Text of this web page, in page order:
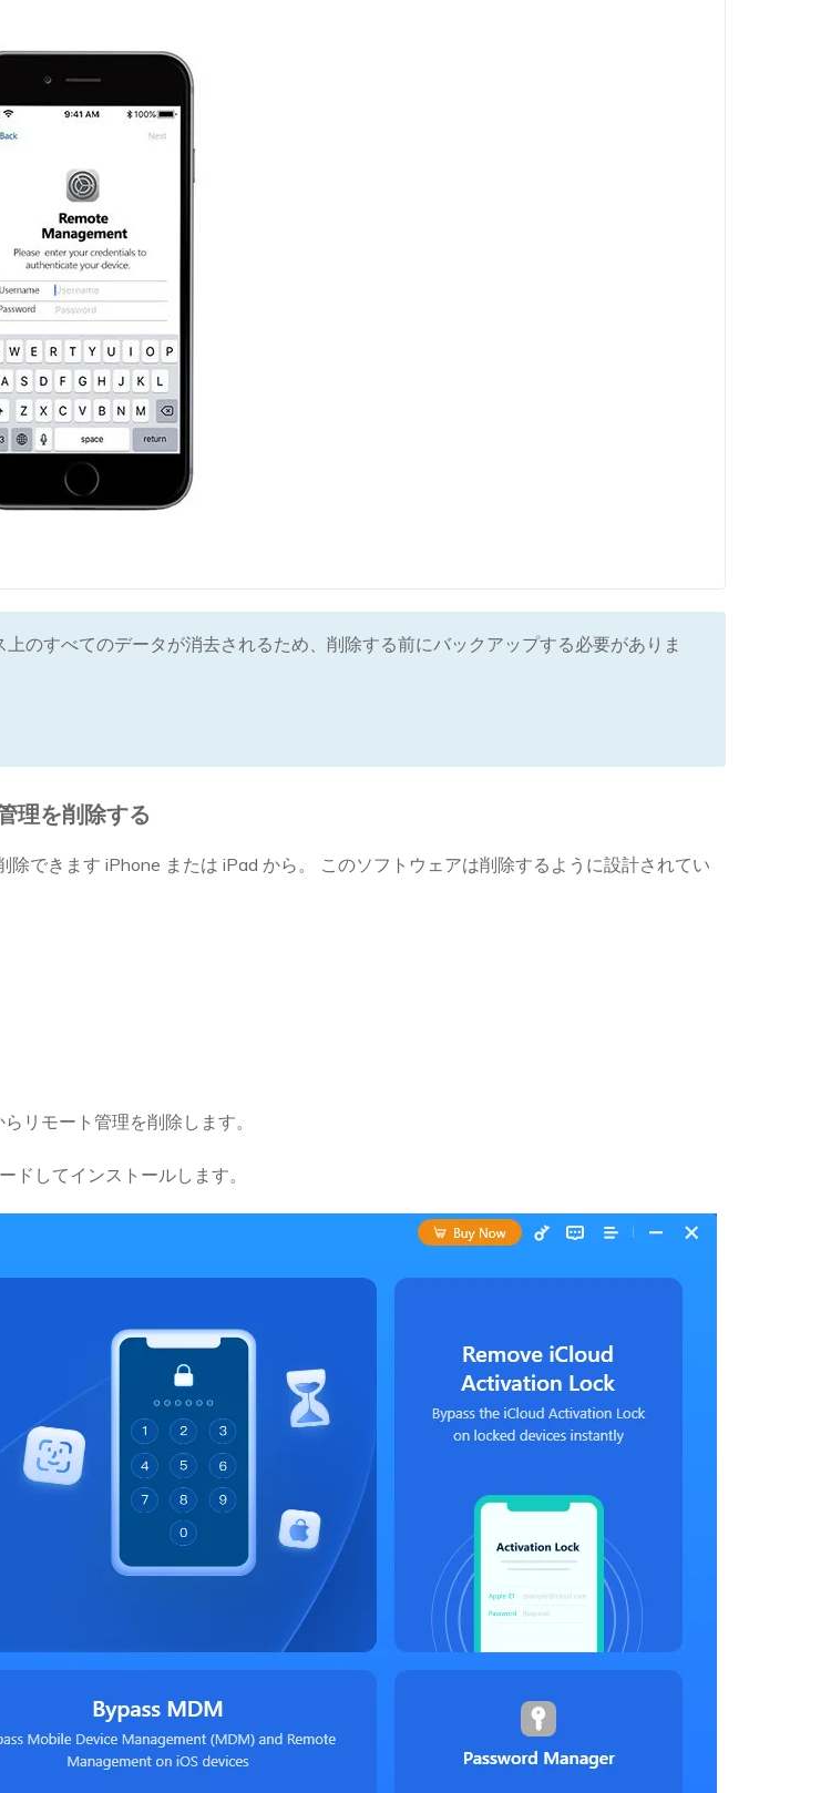
のすべてのデータが消去されるため、削除する前にバックアップする必要がありま
理を削除する
除できます iPhone または iPad から。 このソフトウェアは削除するように設計されてい
リモート管理を削除します。
ドしてインストールします。